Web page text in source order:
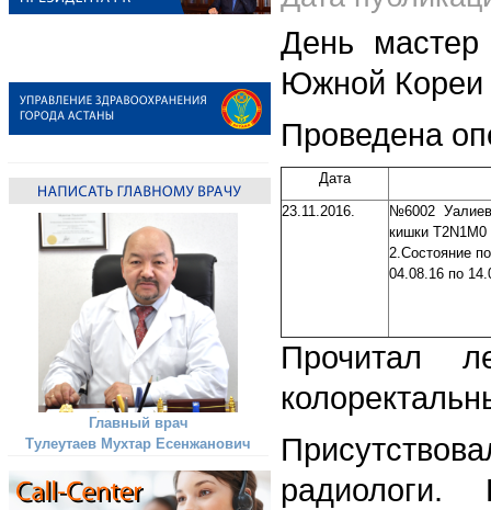
Главный врач
Тулеутаев Мухтар Есенжанович
День мастер
Южной Кореи
Проведена
Дата
23.11.2016.
№6002
кишки
2.Состояние
04.08.16 по
Прочитал
радиологи.